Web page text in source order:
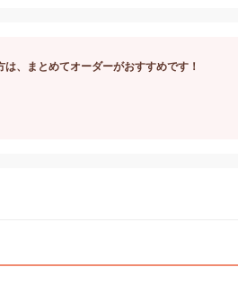
、まとめてオーダーがおすすめです！